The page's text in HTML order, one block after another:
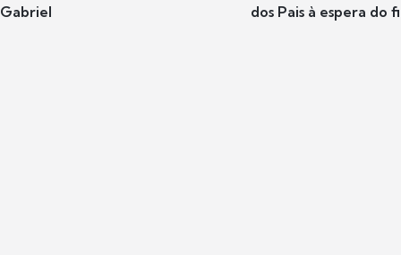
Gabriel
dos Pais à espera do